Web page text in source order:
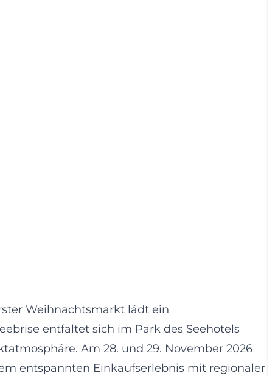
Weihnachtsmarkt lädt ein
entfaltet sich im Park des Seehotels
Am 28. und 29. November 2026
entspannten Einkaufserlebnis mit regionaler